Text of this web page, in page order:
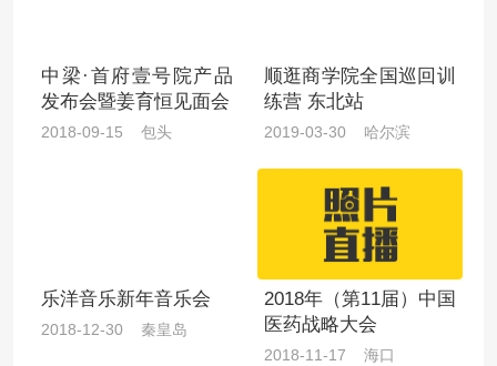
中梁·首府壹号院产品
发布会暨姜育恒见面会
2018-09-15 包头
顺逛商学院全国巡回训
练营 东北站
2019-03-30 哈尔滨
乐洋音乐新年音乐会
2018-12-30 秦皇岛
2018年（第11届）中国
医药战略大会
2018-11-17 海口